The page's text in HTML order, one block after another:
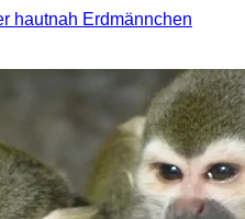
hautnah Erdmännchen